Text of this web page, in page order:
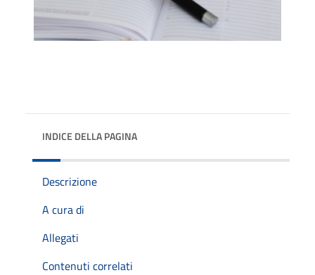
INDICE DELLA PAGINA
Descrizione
A cura di
Allegati
Contenuti correlati